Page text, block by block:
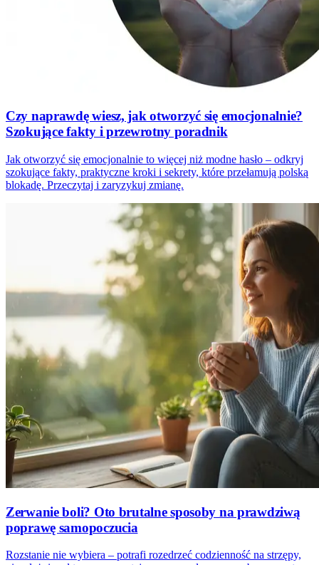
Czy naprawdę wiesz, jak otworzyć się emocjonalnie?
Szokujące fakty i przewrotny poradnik
Jak otworzyć się emocjonalnie to więcej niż modne hasło – odkryj
szokujące fakty, praktyczne kroki i sekrety, które przełamują polską
blokadę. Przeczytaj i zaryzykuj zmianę.
Zerwanie boli? Oto brutalne sposoby na prawdziwą
poprawę samopoczucia
Rozstanie nie wybiera – potrafi rozedrzeć codzienność na strzępy,